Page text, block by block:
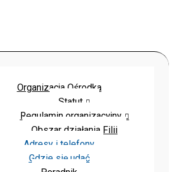
Organizacja Ośrodka
Statut
Regulamin organizacyjny
Obszar działania Filii
Adresy i telefony
Gdzie się udać